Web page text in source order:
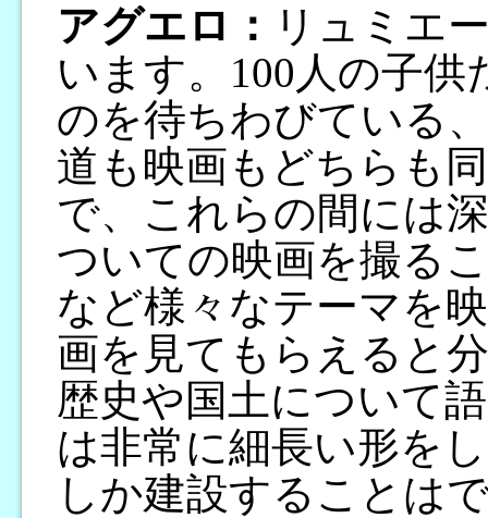
アグエロ： リュミエ
います。100人の子供
のを待ちわびている
道も映画もどちらも
で、これらの間には
ついての映画を撮る
など様々なテーマを
画を見てもらえると
歴史や国土について
は非常に細長い形を
しか建設することは